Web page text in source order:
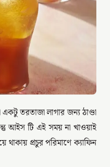
তরতাজা লাগার জন্য ঠাণ্ডা
আইস টি এই সময় না খাওয়াই
প্রচুর পরিমাণে ক্যাফিন